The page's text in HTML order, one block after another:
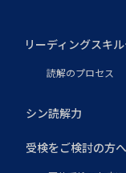
リーディングスキ
読解のプロセス
シン読解力
受検をご検討の方へ